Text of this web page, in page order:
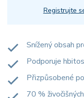
Registrujte
Snížený obsah
Podporuje
Přizpůsobené
70 %